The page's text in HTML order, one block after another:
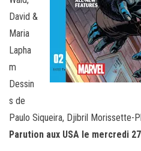
David &
Maria
Lapha
m
Dessin
s de
Paulo Siqueira, Djibril Morissette-
Parution aux USA le mercredi